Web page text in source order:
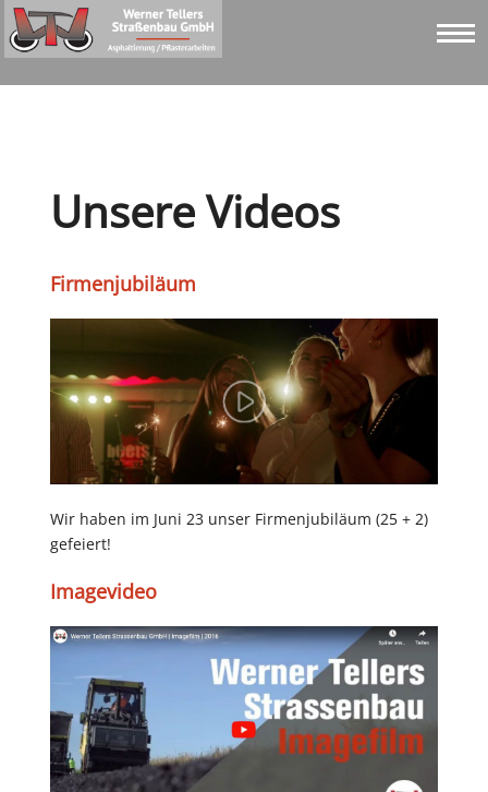
Unsere Videos
Firmenjubiläum
Wir haben im Juni 23 unser Firmenjubiläum (25 + 2)
gefeiert!
Imagevideo